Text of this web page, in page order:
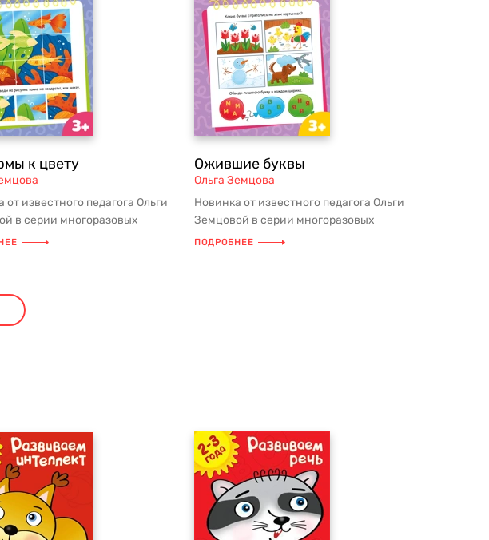
к цвету
от известного педагога Ольги
в серии многоразовых
тренажёров! Для родителе...
Ожившие буквы
Ольга Земцова
Новинка от известного педагога Ольги
Земцовой в серии многоразовых
тетрадей-тренажёров! Для родителе...
ПОДРОБНЕЕ